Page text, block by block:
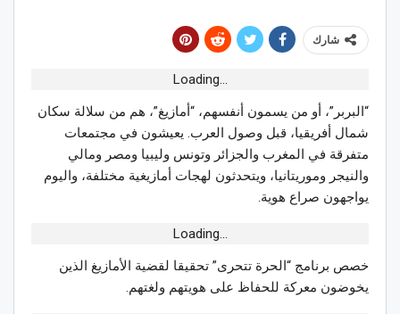
شارك
Loading...
“البربر”، أو من يسمون أنفسهم، “أمازيغ”، هم من سلالة سكان
شمال أفريقيا، قبل وصول العرب. يعيشون في مجتمعات
متفرقة في المغرب والجزائر وتونس وليبيا ومصر ومالي
والنيجر وموريتانيا، ويتحدثون لهجات أمازيغية مختلفة، واليوم
يواجهون صراع هوية.
Loading...
خصص برنامج “الحرة تتحرى” تحقيقا لقضية الأمازيغ الذين
يخوضون معركة للحفاظ على هويتهم ولغتهم.